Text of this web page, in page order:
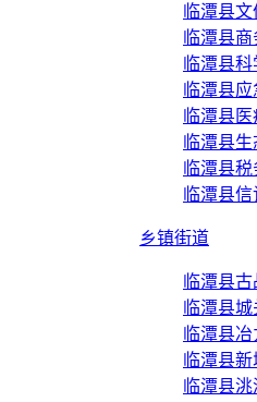
临潭县
临潭县
临潭县
临潭县
临潭县
临潭县
临潭县
临潭县
乡镇街道
临潭县
临潭县
临潭县
临潭县
临潭县